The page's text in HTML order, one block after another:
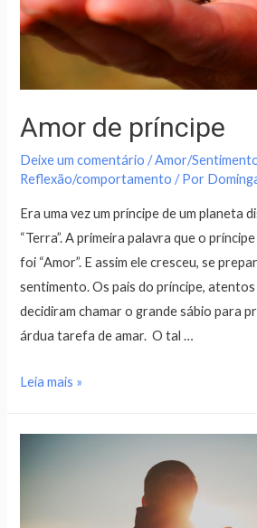
Amor de príncipe
Deixe um comentário /Amor/
Reflexão/comportamento / Por
Era uma vez um príncipe de um planeta
“Terra”. A primeira palavra que o
foi “Amor”. E assim ele cresceu, se
sentimento. Os pais do príncipe,
decidiram chamar o grande sábio para
árdua tarefa de amar. O tal …
Leia mais »